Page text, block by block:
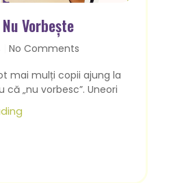
Vorbește
No Comments
mai mulți copii ajung la
„nu vorbesc”. Uneori